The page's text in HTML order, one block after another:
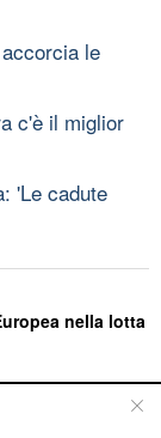
le
c'è il miglior
'Le cadute
nella lotta